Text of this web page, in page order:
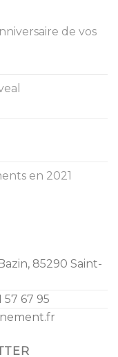
de vos
en 2021
85290 Saint-
57 67 95